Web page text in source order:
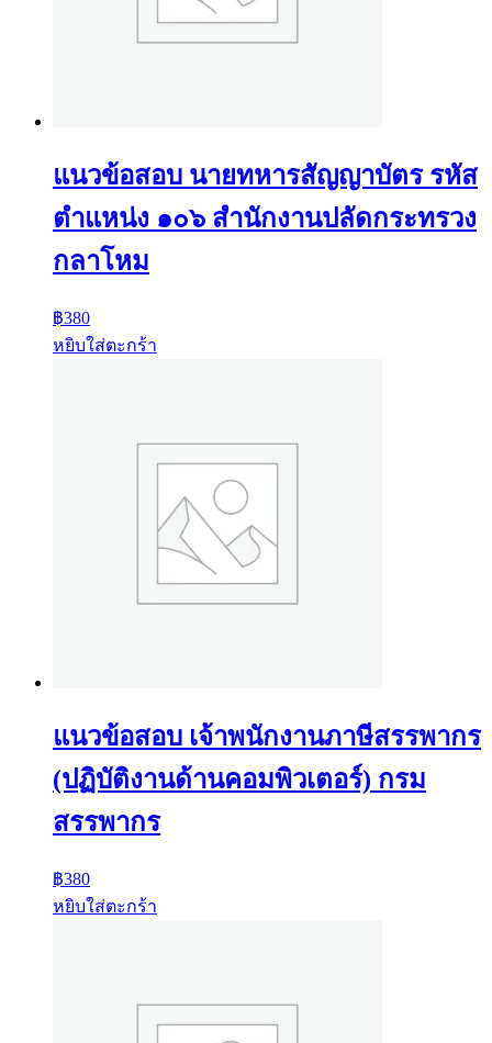
แนวข้อสอบ นายทหารสัญญาบัตร รหัส
ตำแหน่ง ๑๐๖ สำนักงานปลัดกระทรวง
กลาโหม
฿380
หยิบใส่ตะกร้า
แนวข้อสอบ เจ้าพนักงานภาษีสรรพากร
(ปฏิบัติงานด้านคอมพิวเตอร์) กรม
สรรพากร
฿380
หยิบใส่ตะกร้า